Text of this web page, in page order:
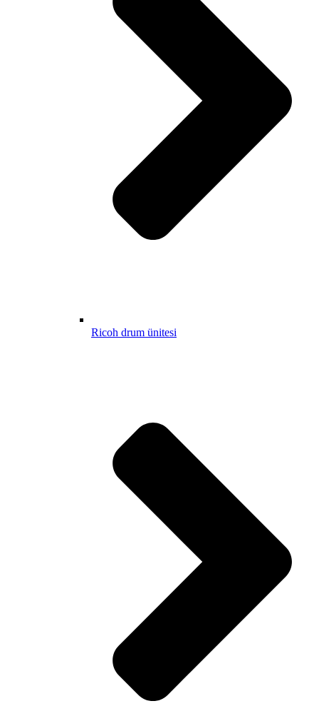
Ricoh drum ünitesi